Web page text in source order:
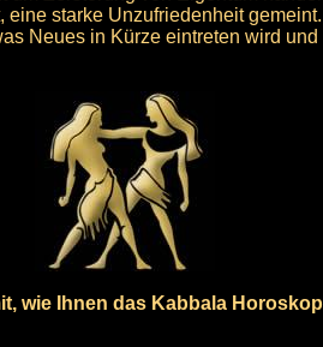
eine starke Unzufriedenheit gemeint.
Neues in Kürze eintreten wird und
wie Ihnen das Kabbala